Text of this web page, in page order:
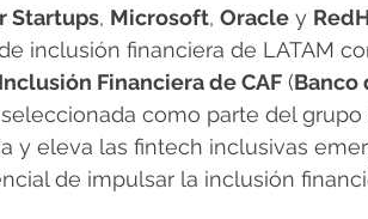
Startups, Microsoft, Oracle y
inclusión financiera de LATAM
Financiera de CAF (Banco
como parte del grupo
y eleva las fintech inclusivas
de impulsar la inclusión